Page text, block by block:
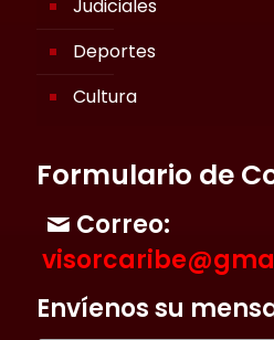
Judiciales
Deportes
Cultura
Formulario de
Correo:
Envíenos su